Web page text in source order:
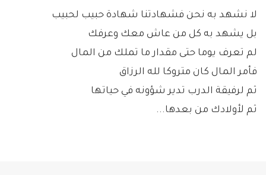
لا نشهد به نحن فشهادتنا شهادة حبيب لحبيب
بل يشهد به كل من عاش معك وعرفك
لم تعرف يوما حتى مقدار ما تملك من المال
فأمر المال كان متروكا لله الرزاق
ثم لرفيقة الدرب تدير شؤونه في حياتها
ثم لأولادك من بعدها...